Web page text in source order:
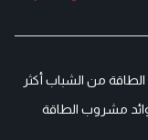
من الشباب أكثر
مشروب الطاقة